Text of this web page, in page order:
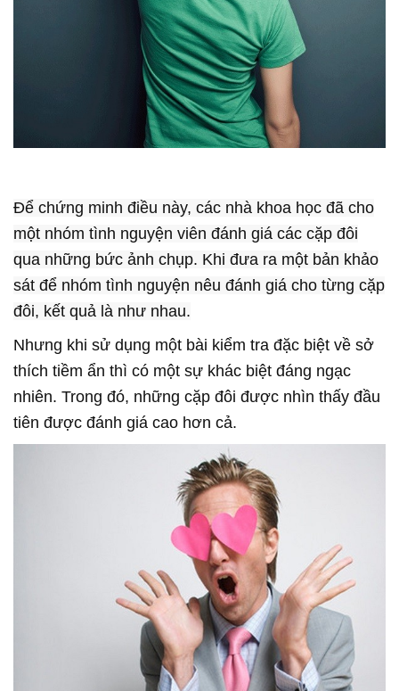
Để chứng minh điều này, các nhà khoa học đã cho
một nhóm tình nguyện viên đánh giá các cặp đôi
qua những bức ảnh chụp. Khi đưa ra một bản khảo
sát để nhóm tình nguyện nêu đánh giá cho từng cặp
đôi, kết quả là như nhau.
Nhưng khi sử dụng một bài kiểm tra đặc biệt về sở
thích tiềm ẩn thì có một sự khác biệt đáng ngạc
nhiên. Trong đó, những cặp đôi được nhìn thấy đầu
tiên được đánh giá cao hơn cả.